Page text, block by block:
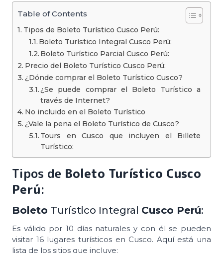
Table of Contents
Tipos de Boleto Turístico Cusco Perú:
Boleto Turístico Integral Cusco Perú:
Boleto Turístico Parcial Cusco Perú:
Precio del Boleto Turístico Cusco Perú:
¿Dónde comprar el Boleto Turístico Cusco?
¿Se puede comprar el Boleto Turístico a
través de Internet?
No incluido en el Boleto Turístico
¿Vale la pena el Boleto Turístico de Cusco?
Tours en Cusco que incluyen el Billete
Turístico:
Tipos de Boleto Turístico Cusco
Perú:
Boleto Turístico Integral Cusco Perú:
Es válido por 10 días naturales y con él se pueden
visitar 16 lugares turísticos en Cusco. Aquí está una
lista de los sitios que incluye: